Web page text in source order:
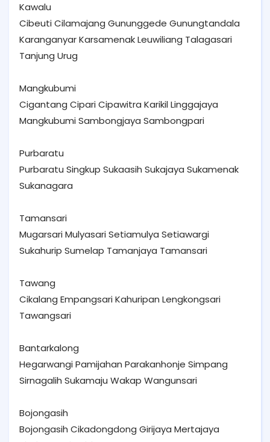
Kawalu
Cibeuti Cilamajang Gununggede Gunungtandala
Karanganyar Karsamenak Leuwiliang Talagasari
Tanjung Urug
Mangkubumi
Cigantang Cipari Cipawitra Karikil Linggajaya
Mangkubumi Sambongjaya Sambongpari
Purbaratu
Purbaratu Singkup Sukaasih Sukajaya Sukamenak
Sukanagara
Tamansari
Mugarsari Mulyasari Setiamulya Setiawargi
Sukahurip Sumelap Tamanjaya Tamansari
Tawang
Cikalang Empangsari Kahuripan Lengkongsari
Tawangsari
Bantarkalong
Hegarwangi Pamijahan Parakanhonje Simpang
Sirnagalih Sukamaju Wakap Wangunsari
Bojongasih
Bojongasih Cikadongdong Girijaya Mertajaya